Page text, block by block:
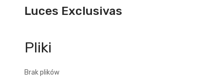
Luces Exclusivas
Brak plików